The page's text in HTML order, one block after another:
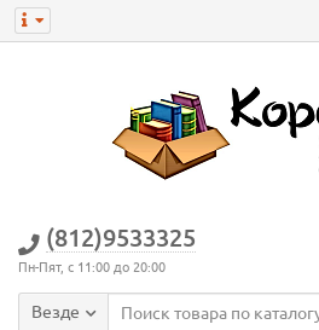
(812)9533325
Пн-Пят, с 11:00 до 20:00
Везде